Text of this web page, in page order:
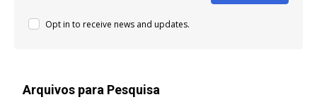
Opt in to receive news and updates.
Arquivos para Pesquisa